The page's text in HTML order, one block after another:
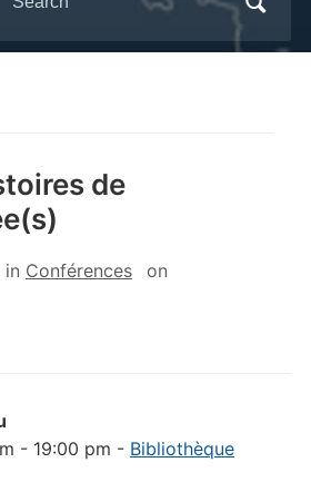
for:
de
in Conférences on
- 19:00 pm - Bibliothèque